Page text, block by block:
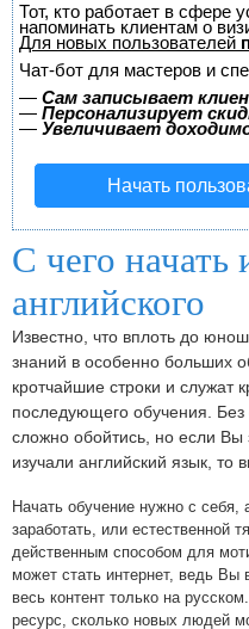
Тот, кто работает в сфере
напоминать клиентам о
Для новых пользователей
Чат-бот для мастеров и
— Сам записывает
— Персонализирует
— Увеличивает
Начать
С чего начать
английского
Известно, что вплоть до
знаний в особенно больших
кротчайшие строки и служат
последующего обучения. Без
сложно обойтись, но если Вы
изучали английский язык, то
Начать обучение нужно с
заработать, или естественной
действенным способом для
может стать интернет, ведь Вы
весь контент только на
ресурс, сколько новых людей